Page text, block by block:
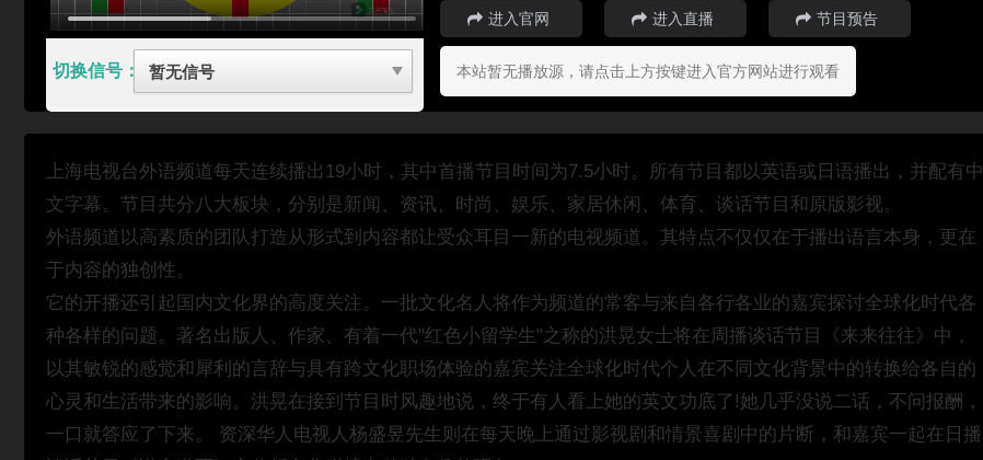
切换信号：
进入官网 进入直播 节目预告
本站暂无播放源，请点击上方按键进入官方网站进行观看
上海电视台外语频道每天连续播出19小时，其中首播节目时间为7.5小时。所有节目都以英语或日语播出，并配有中
文字幕。节目共分八大板块，分别是新闻、资讯、时尚、娱乐、家居休闲、体育、谈话节目和原版影视。
外语频道以高素质的团队打造从形式到内容都让受众耳目一新的电视频道。其特点不仅仅在于播出语言本身，更在
于内容的独创性。
它的开播还引起国内文化界的高度关注。一批文化名人将作为频道的常客与来自各行各业的嘉宾探讨全球化时代各
种各样的问题。著名出版人、作家、有着一代"红色小留学生"之称的洪晃女士将在周播谈话节目《来来往往》中，
以其敏锐的感觉和犀利的言辞与具有跨文化职场体验的嘉宾关注全球化时代个人在不同文化背景中的转换给各自的
心灵和生活带来的影响。洪晃在接到节目时风趣地说，终于有人看上她的英文功底了!她几乎没说二话，不问报酬，
一口就答应了下来。 资深华人电视人杨盛昱先生则在每天晚上通过影视剧和情景喜剧中的片断，和嘉宾一起在日播